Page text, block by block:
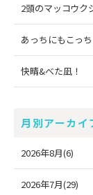
2頭のマッコウク
あっちにもこっ
快晴&べた凪！
月別アーカイ
2026年8月(6)
2026年7月(29)